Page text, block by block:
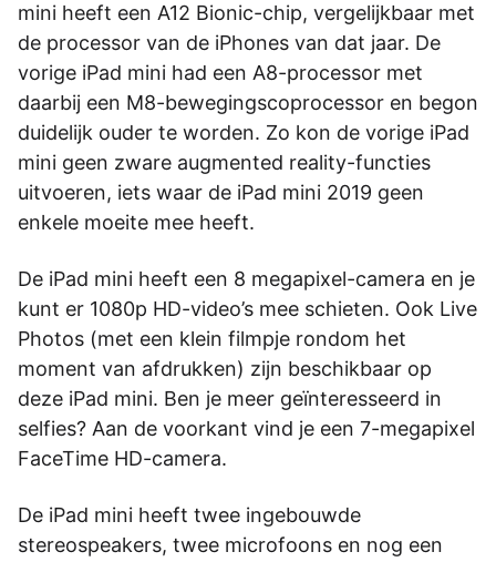
mini heeft een A12 Bionic-chip, vergelijkbaar met
de processor van de iPhones van dat jaar. De
vorige iPad mini had een A8-processor met
daarbij een M8-bewegingscoprocessor en begon
duidelijk ouder te worden. Zo kon de vorige iPad
mini geen zware augmented reality-functies
uitvoeren, iets waar de iPad mini 2019 geen
enkele moeite mee heeft.
De iPad mini heeft een 8 megapixel-camera en je
kunt er 1080p HD-video’s mee schieten. Ook Live
Photos (met een klein filmpje rondom het
moment van afdrukken) zijn beschikbaar op
deze iPad mini. Ben je meer geïnteresseerd in
selfies? Aan de voorkant vind je een 7-megapixel
FaceTime HD-camera.
De iPad mini heeft twee ingebouwde
stereospeakers, twee microfoons en nog een